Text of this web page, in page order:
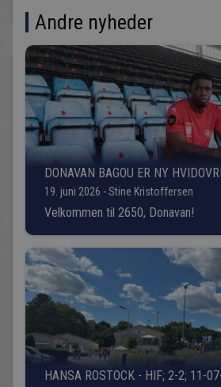
Andre nyheder
DONAVAN BAGOU ER NY
19. juni 2026 - Stine Kristoffersen
Velkommen til 2650, Donavan!
HANSA ROSTOCK - HIF; 2-2; 11-